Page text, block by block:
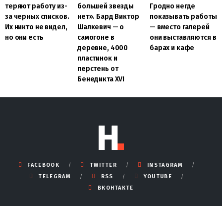
теряют работу из-
за черных списков.
Их никто не видел,
но они есть
большей звезды
нет». Бард Виктор
Шалкевич — о
самогоне в
деревне, 4000
пластинок и
перстень от
Бенедикта XVI
Гродно негде
показывать работы
— вместо галерей
они выставляются в
барах и кафе
FACEBOOK TWITTER
INSTAGRAM
TELEGRAM
RSS
YOUTUBE
ВКОНТАКТЕ